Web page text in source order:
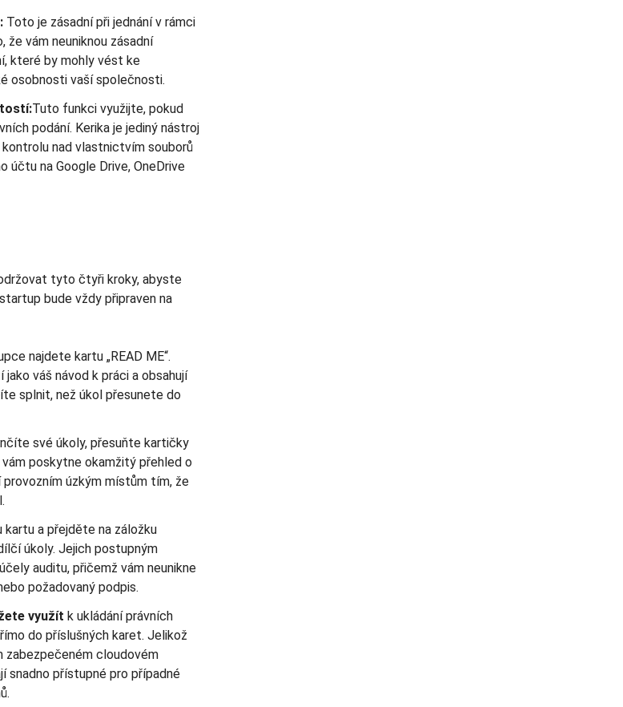
Toto je zásadní při jednání v rámci
že vám neuniknou zásadní
které by mohly vést ke
osobnosti vaší společnosti.
Tuto funkci využijte, pokud
podání. Kerika je jediný nástroj
nad vlastnictvím souborů
účtu na Google Drive, OneDrive
tyto čtyři kroky, abyste
bude vždy připraven na
najdete kartu „READ ME“.
váš návod k práci a obsahují
splnit, než úkol přesunete do
své úkoly, přesuňte kartičky
poskytne okamžitý přehled o
úzkým místům tím, že
kartu a přejděte na záložku
úkoly. Jejich postupným
auditu, přičemž vám neunikne
požadovaný podpis.
využít k ukládání právních
do příslušných karet. Jelikož
zabezpečeném cloudovém
snadno přístupné pro případné